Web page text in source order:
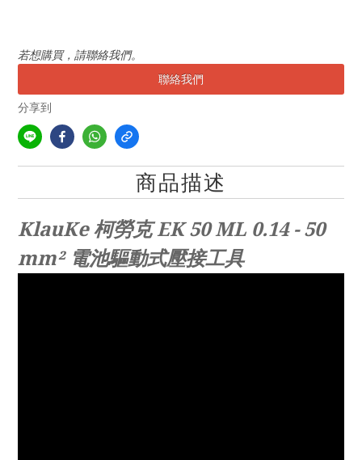
若想購買，請聯絡我們。
聯絡我們
分享到
商品描述
KlauKe 柯勞克 EK 50 ML 0.14 - 50
mm² 電池驅動式壓接工具